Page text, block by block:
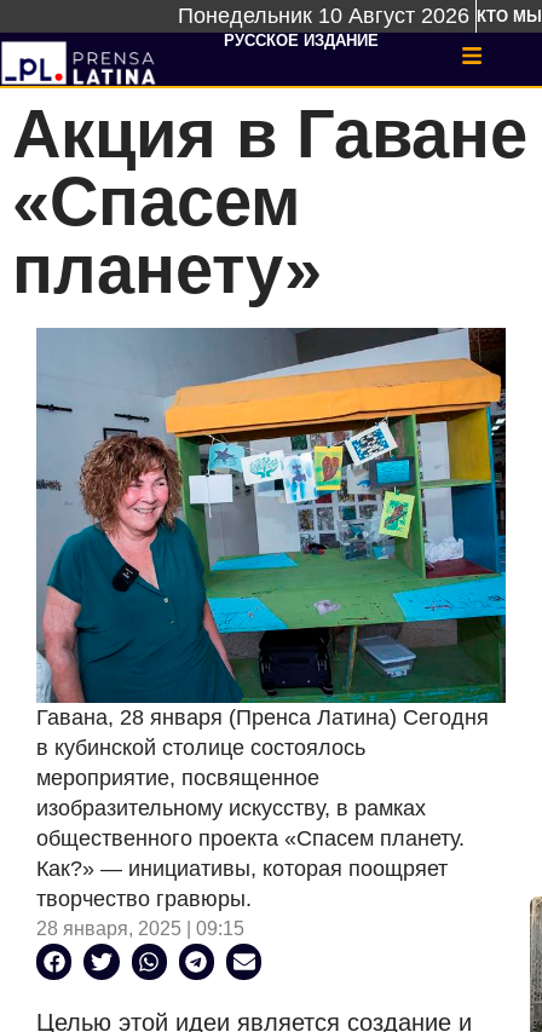
Понедельник 10 Август 2026 КТО МЫ
РУССКОЕ ИЗДАНИЕ
Акция в Гаване
«Спасем
планету»
Гавана, 28 января (Пренса Латина) Сегодня
в кубинской столице состоялось
мероприятие, посвященное
изобразительному искусству, в рамках
общественного проекта «Спасем планету.
Как?» — инициативы, которая поощряет
творчество гравюры.
28 января, 2025 | 09:15
Целью этой идеи является создание и